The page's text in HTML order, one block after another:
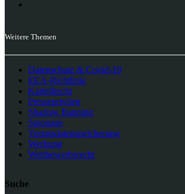
Weitere Themen
Datenschutz & Covid-19
EEA-Richtlinie
Kartellrecht
Presseprivileg
Shadow Banning
Spionage
Vorratsdatenspeicherung
Werbung
Wettbewerbsrecht
Suche